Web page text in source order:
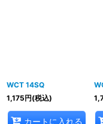
WCT 14SQ
1,175円(税込)
カートに入れる